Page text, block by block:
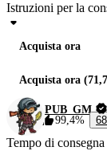
Istruzioni per la
Acquista ora
Acquista ora
PUB_GM
99,4%
Tempo di consegna